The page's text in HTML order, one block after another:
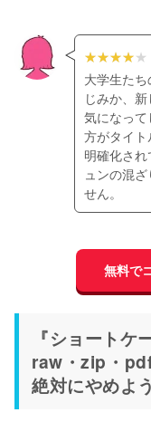
大学生た
じみか、
気になって
方がタイ
明確化さ
ュンの混
せん。
無料で
『ショートケ
raw・zip・
絶対にやめよ